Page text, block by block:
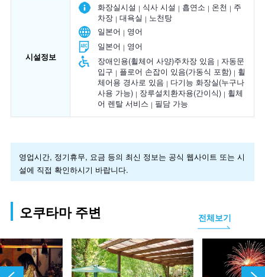
시설정보
화장실시설 식사 시설 흡연소 온천
주
차장 대욕실
노천탕
일본어
영어
일본어
영어
장애인용(휠체어 사양)주차장 있음
자동문
입구
플로어 손잡이 있음(가동식 포함)
휠
체어용 경사로 있음
다기능 화장실(누구나
사용 가능)
장루설치환자용(간이식)
휠체
어 렌탈 서비스
필담 가능
영업시간, 정기휴무, 요금 등의 최신 정보는 공식 웹사이트 또는 시
설에 직접 확인하시기 바랍니다.
오쿠타마 주변 전체보기